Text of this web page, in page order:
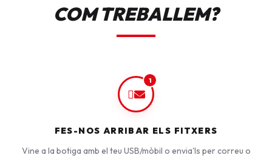
COM TREBALLEM?
1
FES-NOS ARRIBAR ELS FITXERS
Vine a la botiga amb el teu USB/mòbil o envia'ls per correu o